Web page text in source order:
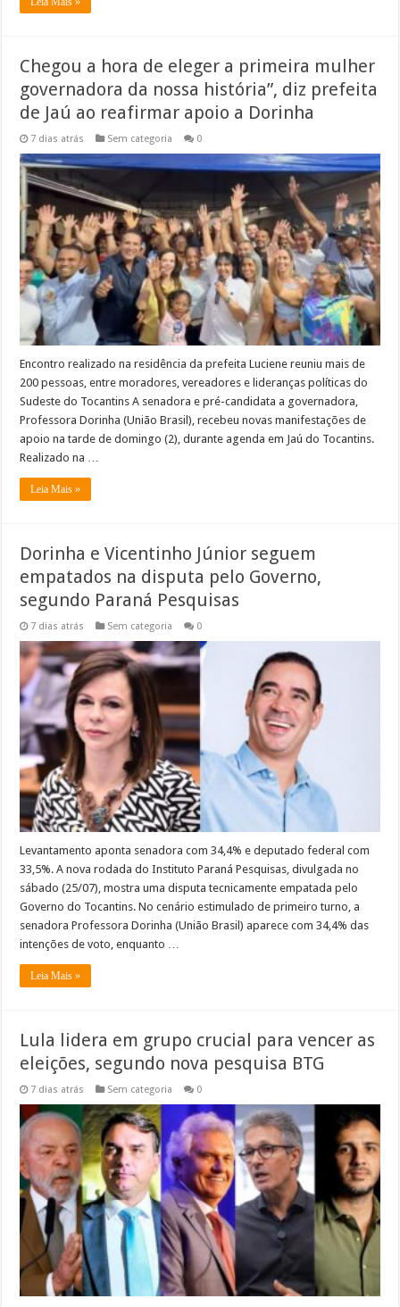
Chegou a hora de eleger a primeira mulher
governadora da nossa história”, diz prefeita
de Jaú ao reafirmar apoio a Dorinha
7 dias atrás Sem categoria 0
Encontro realizado na residência da prefeita Luciene reuniu mais de
200 pessoas, entre moradores, vereadores e lideranças políticas do
Sudeste do Tocantins A senadora e pré-candidata a governadora,
Professora Dorinha (União Brasil), recebeu novas manifestações de
apoio na tarde de domingo (2), durante agenda em Jaú do Tocantins.
Realizado na …
Leia Mais »
Dorinha e Vicentinho Júnior seguem
empatados na disputa pelo Governo,
segundo Paraná Pesquisas
7 dias atrás Sem categoria 0
Levantamento aponta senadora com 34,4% e deputado federal com
33,5%. A nova rodada do Instituto Paraná Pesquisas, divulgada no
sábado (25/07), mostra uma disputa tecnicamente empatada pelo
Governo do Tocantins. No cenário estimulado de primeiro turno, a
senadora Professora Dorinha (União Brasil) aparece com 34,4% das
intenções de voto, enquanto …
Leia Mais »
Lula lidera em grupo crucial para vencer as
eleições, segundo nova pesquisa BTG
7 dias atrás Sem categoria 0